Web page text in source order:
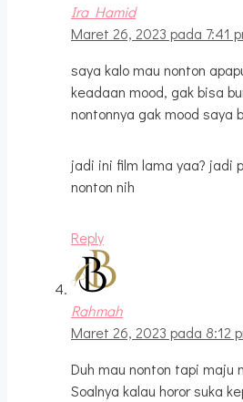
Ira Hamid
Maret 26, 2023 pada 7:41
saya kalo mau nonton
keadaan mood, gak bisa
nontonnya gak mood saya
jadi ini film lama yaa? jadi
nonton nih
Reply
Rahmah
Maret 26, 2023 pada 8:12
Duh mau nonton tapi maju
Soalnya kalau horor suka